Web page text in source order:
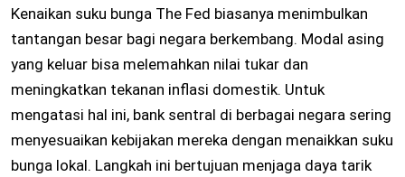
Kenaikan suku bunga The Fed biasanya menimbulkan
tantangan besar bagi negara berkembang. Modal asing
yang keluar bisa melemahkan nilai tukar dan
meningkatkan tekanan inflasi domestik. Untuk
mengatasi hal ini, bank sentral di berbagai negara sering
menyesuaikan kebijakan mereka dengan menaikkan suku
bunga lokal. Langkah ini bertujuan menjaga daya tarik